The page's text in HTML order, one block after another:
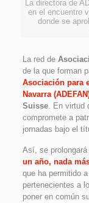
La directora de
en el encuentro
donde se
La red de
de la que forman
Asociación para
Navarra
Suisse. En virtud
compromete a
jornadas bajo el
Así, se prolongará
un año, nada
que ha permitido
pertenecientes a
poner en común